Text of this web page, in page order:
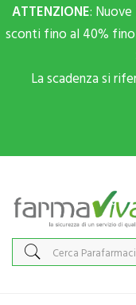
ATTENZIONE:
sconti fino al 40% fino
La scadenza si